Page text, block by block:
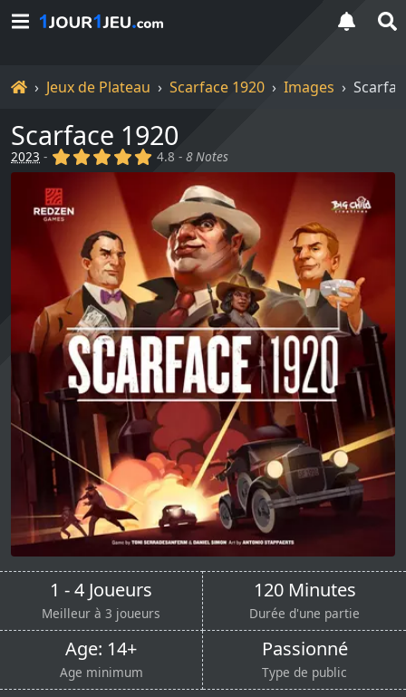
Accueil
Jeux de Plateau Scarface 1920 Images
Scarface 1920
2023 - (x) (x) (x) (x) (x)
4.8 -8 Notes
1 - 4 Joueurs
Meilleur à 3 joueurs
120 Minutes
Durée d'une partie
Age: 14+
Age minimum
Passionné
Type de public